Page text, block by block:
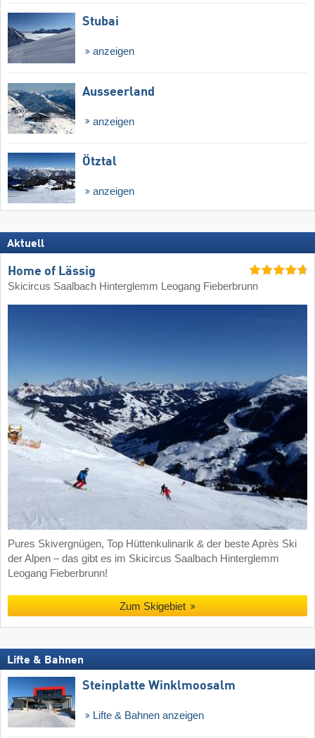
Stubai
anzeigen
Ausseerland
anzeigen
Ötztal
anzeigen
Aktuell
Home of Lässig
Skicircus Saalbach Hinterglemm Leogang Fieberbrunn
Pures Skivergnügen, Top Hüttenkulinarik & der beste Après Ski
der Alpen – das gibt es im Skicircus Saalbach Hinterglemm
Leogang Fieberbrunn!
Zum Skigebiet
Lifte & Bahnen
Steinplatte Winklmoosalm
Lifte & Bahnen anzeigen